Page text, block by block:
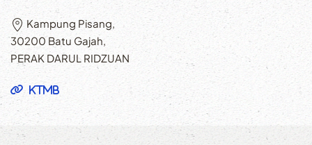
Kampung Pisang,
30200 Batu Gajah,
PERAK DARUL RIDZUAN
KTMB